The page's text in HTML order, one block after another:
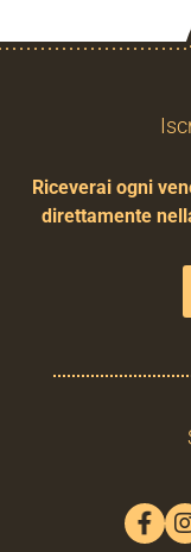
Riceverai ogni
direttamente